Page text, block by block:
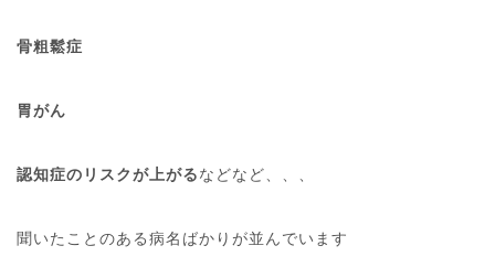
骨粗鬆症
胃がん
認知症のリスクが上がるなどなど、、、
聞いたことのある病名ばかりが並んでいます